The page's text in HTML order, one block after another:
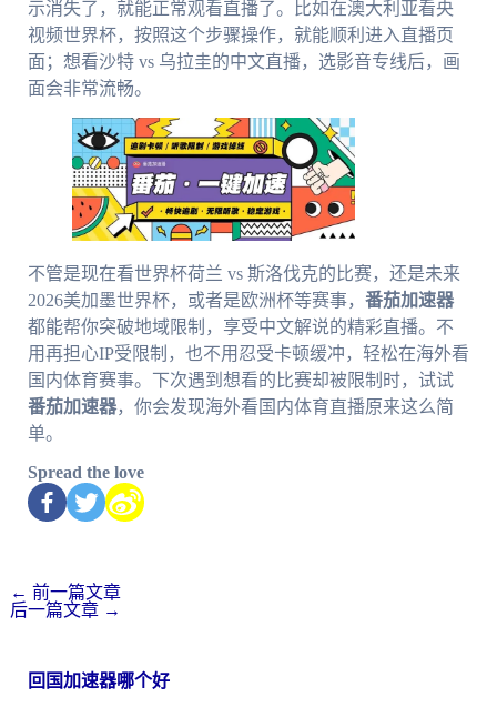
示消失了，就能正常观看直播了。比如在澳大利亚看央
视频世界杯，按照这个步骤操作，就能顺利进入直播页
面；想看沙特 vs 乌拉圭的中文直播，选影音专线后，画
面会非常流畅。
不管是现在看世界杯荷兰 vs 斯洛伐克的比赛，还是未来
2026美加墨世界杯，或者是欧洲杯等赛事， 番茄加速器
都能帮你突破地域限制，享受中文解说的精彩直播。不
用再担心IP受限制，也不用忍受卡顿缓冲，轻松在海外看
国内体育赛事。下次遇到想看的比赛却被限制时，试试
番茄加速器，你会发现海外看国内体育直播原来这么简
单。
Spread the love
← 前一篇文章
后一篇文章 →
回国加速器哪个好